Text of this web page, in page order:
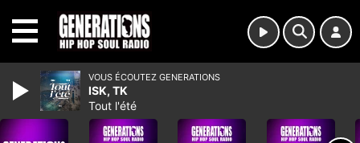
VOUS ÉCOUTEZ GENERATIONS
ISK, TK
Tout l'été